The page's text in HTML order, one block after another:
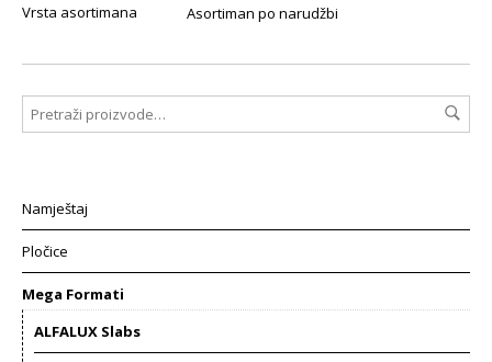
Vrsta asortimana Asortiman po narudžbi
Namještaj
Pločice
Mega Formati
ALFALUX Slabs